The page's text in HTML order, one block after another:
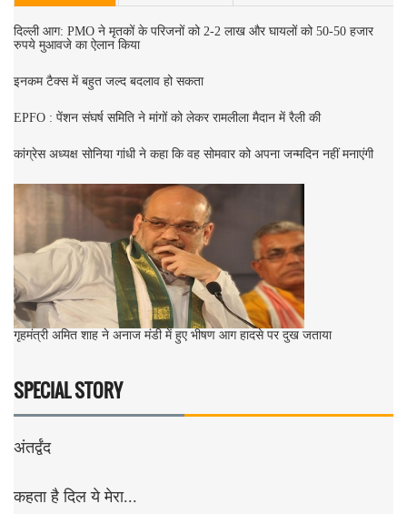
दिल्ली आग: PMO ने मृतकों के परिजनों को 2-2 लाख और घायलों को 50-50 हजार
रुपये मुआवजे का ऐलान किया
इनकम टैक्स में बहुत जल्द बदलाव हो सकता
EPFO : पेंशन संघर्ष समिति ने मांगों को लेकर रामलीला मैदान में रैली की
कांग्रेस अध्यक्ष सोनिया गांधी ने कहा कि वह सोमवार को अपना जन्मदिन नहीं मनाएंगी
गृहमंत्री अमित शाह ने अनाज मंडी में हुए भीषण आग हादसे पर दुख जताया
SPECIAL STORY
अंतर्द्वंद
कहता है दिल ये मेरा...